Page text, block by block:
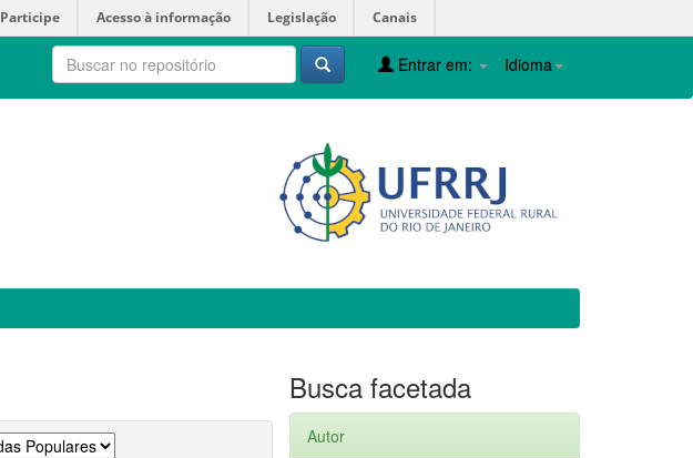
Participe Acesso à informação Legislação Canais
Idioma
Entrar em:
Busca facetada
Autor